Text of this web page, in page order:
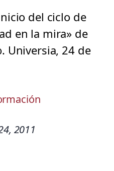
del ciclo de
en la mira» de
Universia, 24 de
2011